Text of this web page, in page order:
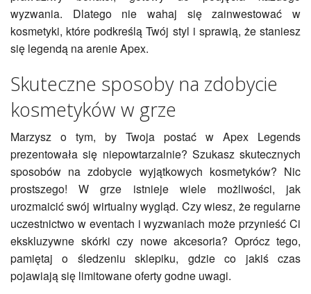
wyzwania. Dlatego nie wahaj się zainwestować w
kosmetyki, które podkreślą Twój styl i sprawią, że staniesz
się legendą na arenie Apex.
Skuteczne sposoby na zdobycie
kosmetyków w grze
Marzysz o tym, by Twoja postać w Apex Legends
prezentowała się niepowtarzalnie? Szukasz skutecznych
sposobów na zdobycie wyjątkowych kosmetyków? Nic
prostszego! W grze istnieje wiele możliwości, jak
urozmaicić swój wirtualny wygląd. Czy wiesz, że regularne
uczestnictwo w eventach i wyzwaniach może przynieść Ci
ekskluzywne skórki czy nowe akcesoria? Oprócz tego,
pamiętaj o śledzeniu sklepiku, gdzie co jakiś czas
pojawiają się limitowane oferty godne uwagi.